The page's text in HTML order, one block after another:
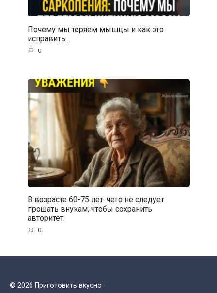
Почему мы теряем мышцы и как это
исправить…
0
В возрасте 60-75 лет: чего не следует
прощать внукам, чтобы сохранить
авторитет.
0
© 2026 Приготовить вкусно